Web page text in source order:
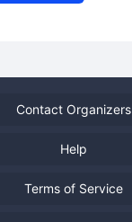
Contact Organizers
Help
Terms of Service